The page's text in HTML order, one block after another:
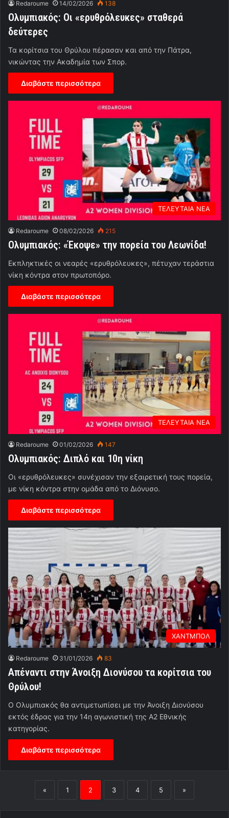
Redaroume 14/02/2026 138
Ολυμπιακός: Οι «ερυθρόλευκες» σταθερά
δεύτερες
Τα κορίτσια του Θρύλου πέρασαν και από την Πάτρα,
νικώντας την Ακαδημία των Σπορ.
Διαβάστε περισσότερα
ΤΕΛΕΥΤΑΙΑ ΝΕΑ
Redaroume 08/02/2026 215
Ολυμπιακός: «Έκοψε» την πορεία του Λεωνίδα!
Εκπληκτικές οι νεαρές «ερυθρόλευκες», πέτυχαν τεράστια
νίκη κόντρα στον πρωτοπόρο.
Διαβάστε περισσότερα
ΤΕΛΕΥΤΑΙΑ ΝΕΑ
Redaroume 01/02/2026 147
Ολυμπιακός: Διπλό και 10η νίκη
Οι «ερυθρόλευκες» συνέχισαν την εξαιρετική τους πορεία,
με νίκη κόντρα στην ομάδα από το Διόνυσο.
Διαβάστε περισσότερα
ΧΑΝΤΜΠΟΛ
Redaroume 31/01/2026 83
Απέναντι στην Άνοιξη Διονύσου τα κορίτσια του
Θρύλου!
Ο Ολυμπιακός θα αντιμετωπίσει με την Άνοιξη Διονύσου
εκτός έδρας για την 14η αγωνιστική της Α2 Εθνικής
κατηγορίας.
Διαβάστε περισσότερα
« 1 2 3 4 5 »